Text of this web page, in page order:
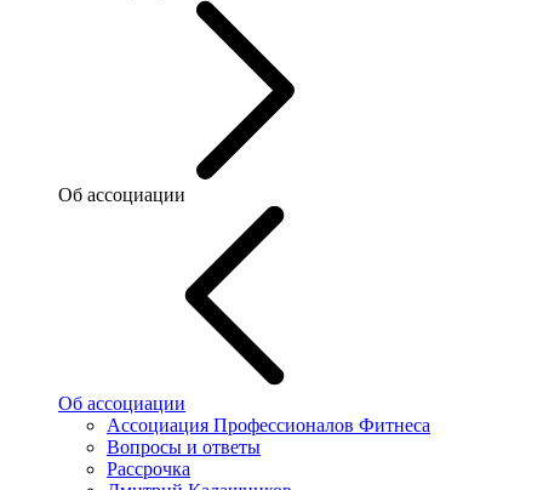
Об ассоциации
Об ассоциации
Ассоциация Профессионалов Фитнеса
Вопросы и ответы
Рассрочка